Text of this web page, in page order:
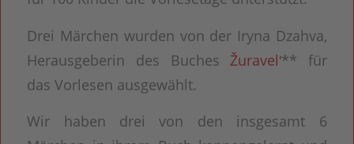
Drei Märchen wurden von der Iryna Dzahva,
Herausgeberin des Buches Žuravelʹ** für
das Vorlesen ausgewählt.
Wir haben drei von den insgesamt 6